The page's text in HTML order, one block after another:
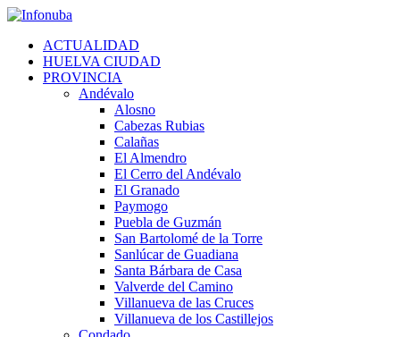
Skip
contentACTUALIDAD
HUELVA CIUDAD
PROVINCIA
Andévalo
Alosno
Cabezas Rubias
Calañas
El Almendro
El Cerro del Andévalo
El Granado
Paymogo
Puebla de Guzmán
San Bartolomé de la Torre
Sanlúcar de Guadiana
Santa Bárbara de Casa
Valverde del Camino
Villanueva de las Cruces
Villanueva de los Castillejos